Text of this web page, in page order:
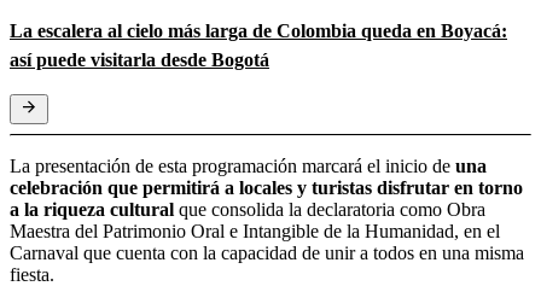
La escalera al cielo más larga de Colombia queda en Boyacá:
así puede visitarla desde Bogotá
La presentación de esta programación marcará el inicio de una
celebración que permitirá a locales y turistas disfrutar en torno
a la riqueza cultural que consolida la declaratoria como Obra
Maestra del Patrimonio Oral e Intangible de la Humanidad, en el
Carnaval que cuenta con la capacidad de unir a todos en una misma
fiesta.